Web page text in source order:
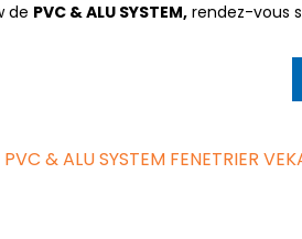
de PVC & ALU SYSTEM, rendez-vous
& ALU SYSTEM FENETRIER